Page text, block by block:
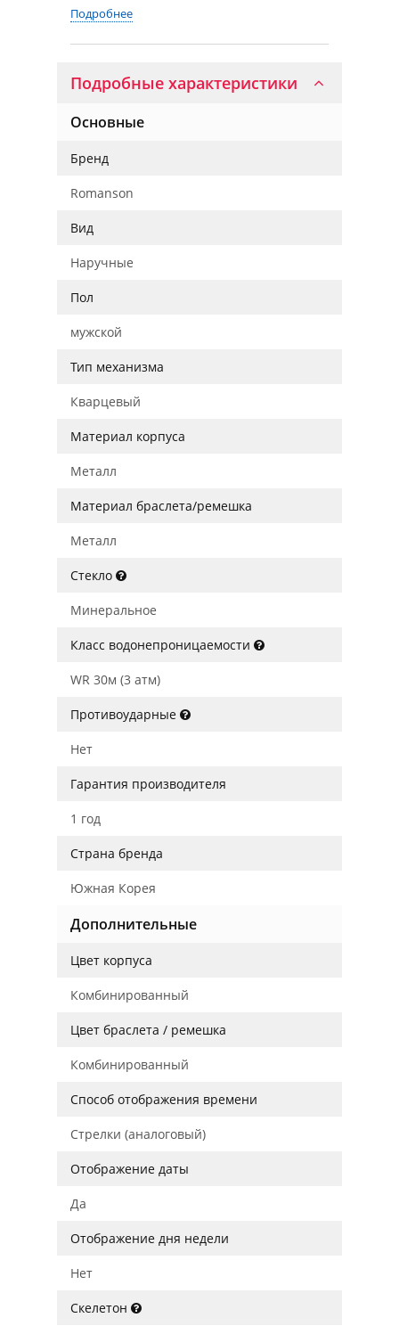
Подробнее
Подробные характеристики
Основные
Бренд
Romanson
Вид
Наручные
Пол
мужской
Тип механизма
Кварцевый
Материал корпуса
Металл
Материал браслета/ремешка
Металл
Стекло
Минеральное
Класс водонепроницаемости
WR 30м (3 атм)
Противоударные
Нет
Гарантия производителя
1 год
Страна бренда
Южная Корея
Дополнительные
Цвет корпуса
Комбинированный
Цвет браслета / ремешка
Комбинированный
Способ отображения времени
Стрелки (аналоговый)
Отображение даты
Да
Отображение дня недели
Нет
Скелетон